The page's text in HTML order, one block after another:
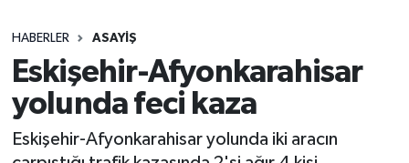
HABERLER ASAYİŞ
Eskişehir-Afyonkarahisar
yolunda feci kaza
Eskişehir-Afyonkarahisar yolunda iki aracın
SPOR
YAŞAM
Son Dakika Haberleri
Haber Arşivi